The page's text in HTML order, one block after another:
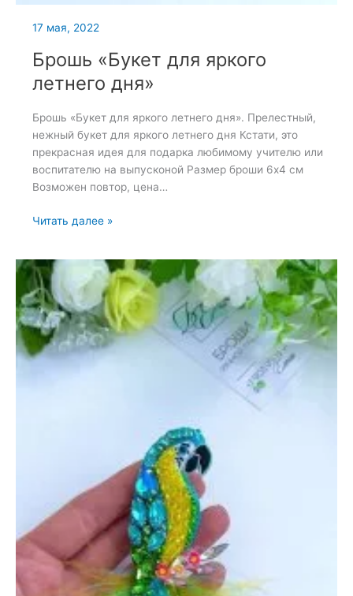
17 мая, 2022
Брошь «Букет для яркого
летнего дня»
Брошь «Букет для яркого летнего дня». Прелестный,
нежный букет для яркого летнего дня Кстати, это
прекрасная идея для подарка любимому учителю или
воспитателю на выпусконой Размер броши 6х4 см
Возможен повтор, цена…
Брошь
яркого
летнего
дня»
Читать далее »